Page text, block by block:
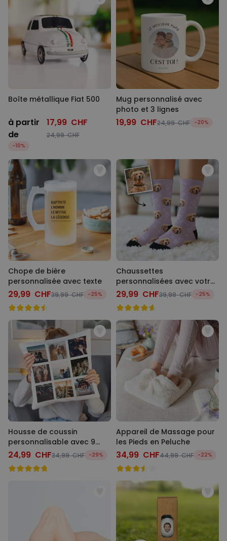
Boîte métallique Fiat 500
à partir
de
17,99 CHF
24,99 CHF
-10%
Mug personnalisé avec
photo et 3 lignes
19,99 CHF24,99 CHF -20%
Chope de bière
personnalisée avec texte
29,99 CHF39,99 CHF -25%
Chaussettes
personnalisées avec votre
animal de compagnie
29,99 CHF39,99 CHF -25%
Housse de coussin
personnalisable avec 9
images
24,99 CHF34,99 CHF -29%
Appareil de Massage pour
les Pieds en Peluche
34,99 CHF44,99 CHF -22%